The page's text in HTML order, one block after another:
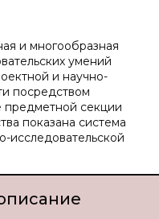
и многообразная
умений
и научно-
посредством
предметной секции
показана система
исследовательской